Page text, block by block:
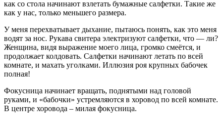
как со стола начинают взлетать бумажные салфетки. Такие же
как у нас, только меньшего размера.
У меня перехватывает дыхание, пытаюсь понять, как это меня
водят за нос. Рукава свитера электризуют салфетки, что — ли?
Женщина, видя выражение моего лица, громко смеётся, и
продолжает колдовать. Салфетки начинают летать по всей
комнате, и махать уголками. Иллюзия роя крупных бабочек
полная!
Фокусница начинает вращать, поднятыми над головой
руками, и «бабочки» устремляются в хоровод по всей комнате.
В центре хоровода – милая фокусница.